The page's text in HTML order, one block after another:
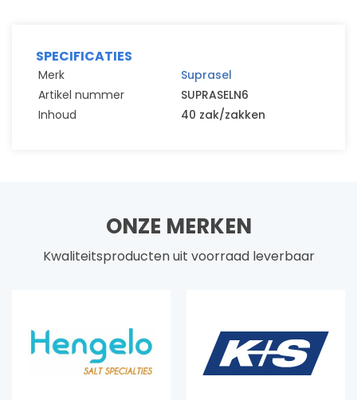
SPECIFICATIES
Merk
Suprasel
Artikel nummer
SUPRASELN6
Inhoud
40 zak/zakken
ONZE MERKEN
Kwaliteitsproducten uit voorraad leverbaar